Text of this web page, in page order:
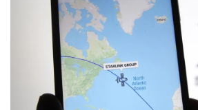
生成式AI與雲端應用
Enterprise Digital Transformation